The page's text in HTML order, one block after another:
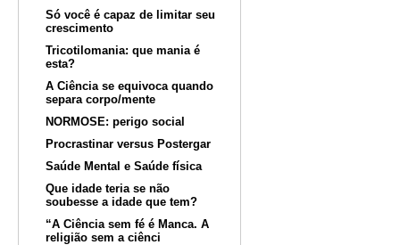
Só você é capaz de limitar seu
crescimento
Tricotilomania: que mania é
esta?
A Ciência se equivoca quando
separa corpo/mente
NORMOSE: perigo social
Procrastinar versus Postergar
Saúde Mental e Saúde física
Que idade teria se não
soubesse a idade que tem?
“A Ciência sem fé é Manca. A
religião sem a ciênci